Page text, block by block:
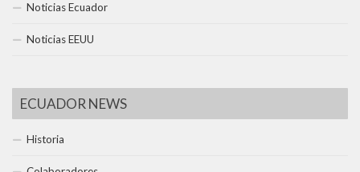
Noticias Ecuador
Noticias EEUU
ECUADOR NEWS
Historia